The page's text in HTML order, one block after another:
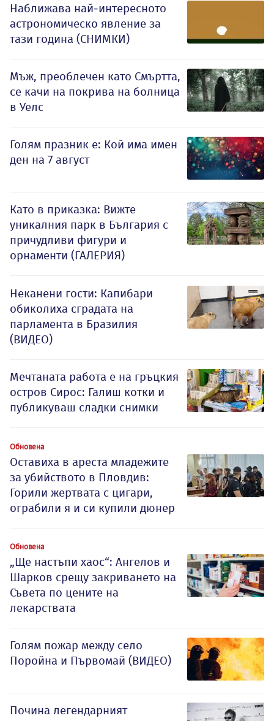
Наближава най-интересното
астрономическо явление за
тази година (СНИМКИ)
Мъж, преоблечен като Смъртта,
се качи на покрива на болница
в Уелс
Голям празник е: Кой има имен
ден на 7 август
Като в приказка: Вижте
уникалния парк в България с
причудливи фигури и
орнаменти (ГАЛЕРИЯ)
Неканени гости: Капибари
обиколиха сградата на
парламента в Бразилия
(ВИДЕО)
Мечтаната работа е на гръцкия
остров Сирос: Галиш котки и
публикуваш сладки снимки
Обновена
Оставиха в ареста младежите
за убийството в Пловдив:
Горили жертвата с цигари,
ограбили я и си купили дюнер
Обновена
„Ще настъпи хаос“: Ангелов и
Шарков срещу закриването на
Съвета по цените на
лекарствата
Голям пожар между село
Поройна и Първомай (ВИДЕО)
Почина легендарният